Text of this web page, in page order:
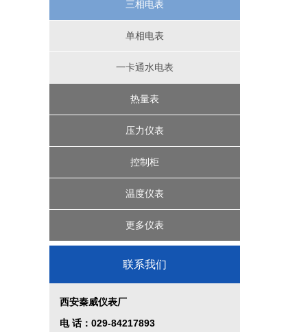
椭圆齿轮流量计
涡轮流量计
节流装置
涡街流量计
电磁流量计
浮球液位计
磁翻板液位计
超声波液位计
差压液位计
投入式液位计
远传水表
IC卡智能水表
机械式水表
三相电表
单相电表
一卡通水电表
热量表
机械式热量表
IC卡预付费热量表
超声波热量表
压力仪表
压力表
精密数字压力计
压力变送器
控制柜
智能压力控制器
楼宇控制系统
植物油智能定量装车系统
控制系统
温度仪表
更多仪表
过程校验仪
联系我们
西安秦威仪表厂
电 话：029-84217893